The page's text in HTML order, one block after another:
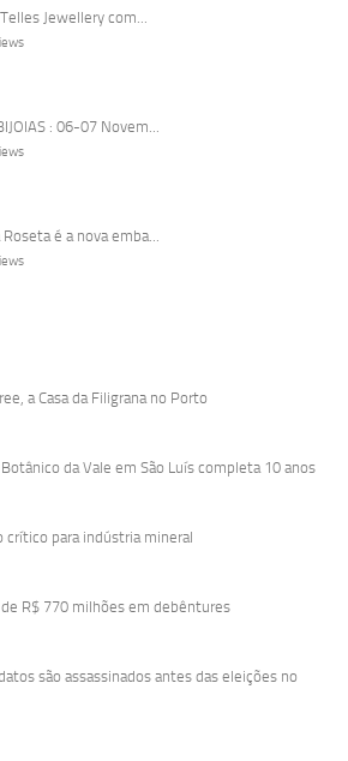
Jewellery com...
: 06-07 Novem...
Roseta é a nova emba...
a Casa da Filigrana no Porto
da Vale em São Luís completa 10 anos
crítico para indústria mineral
R$ 770 milhões em debêntures
são assassinados antes das eleições no